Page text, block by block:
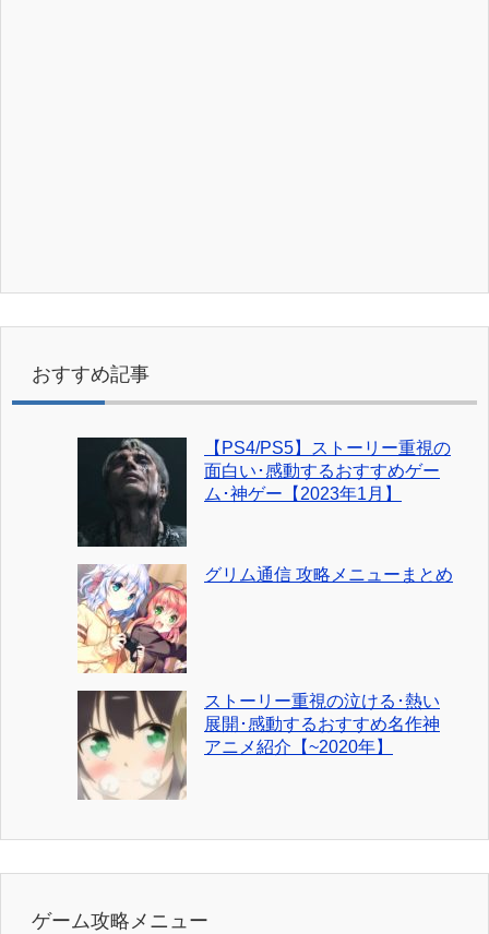
おすすめ記事
【PS4/PS5】ストーリー重視の
面白い･感動するおすすめゲー
ム･神ゲー【2023年1月】
グリム通信 攻略メニューまとめ
ストーリー重視の泣ける･熱い
展開･感動するおすすめ名作神
アニメ紹介【~2020年】
ゲーム攻略メニュー